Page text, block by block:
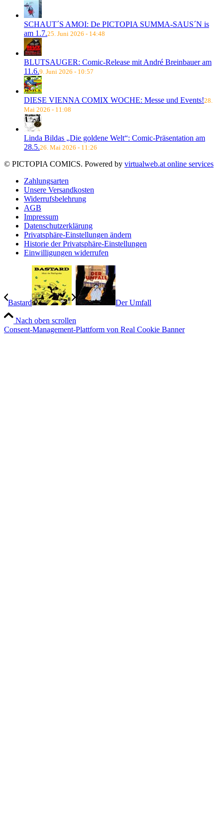
SCHAUT´S AMOI: De PICTOPIA SUMMA-SAUS´N is
am 1.7.25. Juni 2026 - 14:48
BLUTSAUGER: Comic-Release mit André Breinbauer am
11.6.9. Juni 2026 - 10:57
DIESE VIENNA COMIX WOCHE: Messe und Events!28.
Mai 2026 - 11:08
Linda Bildas „Die goldene Welt“: Comic-Präsentation am
28.5.26. Mai 2026 - 11:26
© PICTOPIA COMICS. Powered by virtualweb.at online services
Zahlungsarten
Unsere Versandkosten
Widerrufsbelehrung
AGB
Impressum
Datenschutzerklärung
Privatsphäre-Einstellungen ändern
Historie der Privatsphäre-Einstellungen
Einwilligungen widerrufen
Bastard Der Umfall
Nach oben scrollen
Consent-Management-Plattform von Real Cookie Banner